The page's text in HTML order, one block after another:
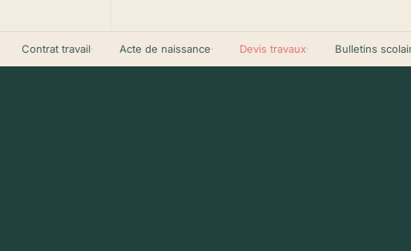
Contrat travail· Acte de naissance· Devis travaux· Bulletins scolaires·